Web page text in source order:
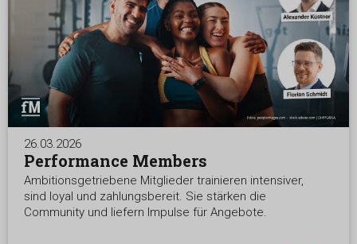
26.03.2026
Performance Members
Ambitionsgetriebene Mitglieder trainieren intensiver,
sind loyal und zahlungsbereit. Sie stärken die
Community und liefern Impulse für Angebote.